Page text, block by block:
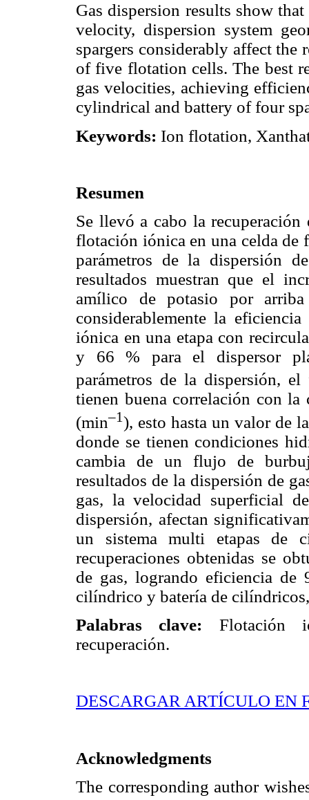
Gas dispersion results show
velocity, dispersion system
spargers considerably affect the
of five flotation cells. The best
gas velocities, achieving
cylindrical and battery of four
Keywords: Ion flotation,
Resumen
Se llevó a cabo la
flotación iónica en una celda
parámetros de la dispersión
resultados muestran que el
amílico de potasio por arriba
considerablemente la
iónica en una etapa con
y 66 % para el dispersor
parámetros de la dispersión,
tienen buena correlación con
(min–1), esto hasta un valor de
donde se tienen condiciones
cambia de un flujo de
resultados de la dispersión de
gas, la velocidad superficial
dispersión, afectan
un sistema multi etapas de
recuperaciones obtenidas se
de gas, logrando eficiencia
cilíndrico y batería de
Palabras clave: Flotación
recuperación.
DESCARGAR ARTÍCULO EN
Acknowledgments
The corresponding author